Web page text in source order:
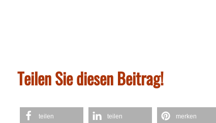
Teilen Sie diesen Beitrag!
teilen teilen merken